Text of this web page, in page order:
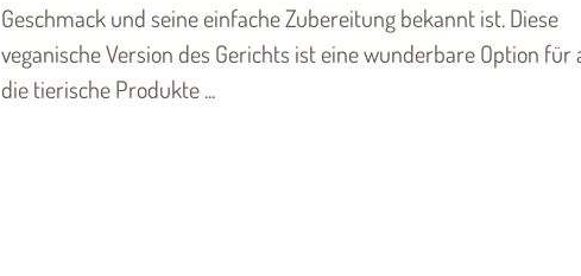
Geschmack und seine einfache Zubereitung bekannt ist. Diese
veganische Version des Gerichts ist eine wunderbare Option für
die tierische Produkte ...